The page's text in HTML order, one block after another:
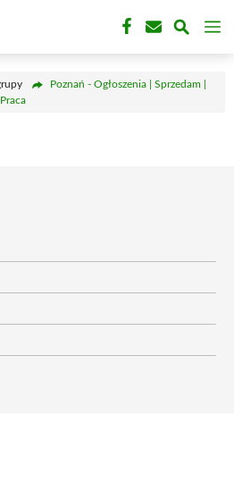
Poznań - Ogłoszenia | Sprzedam |